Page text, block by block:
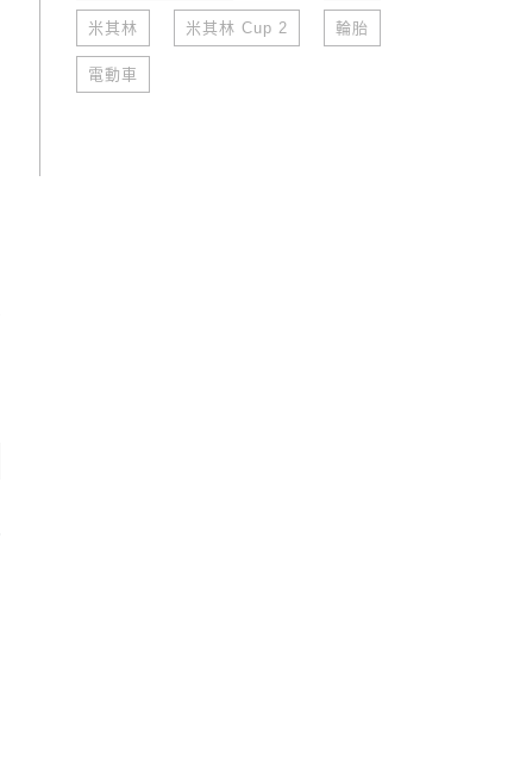
米其林 米其林 Cup 2 輪胎
電動車